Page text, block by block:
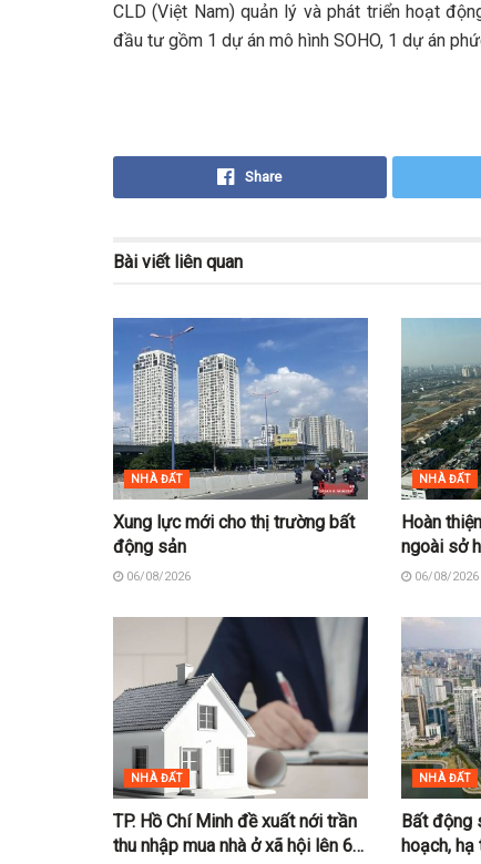
CLD (Việt Nam) quản lý và phát triển hoạt
đầu tư gồm 1 dự án mô hình SOHO, 1 dự án
Share
Bài viếtliên quan
NHÀ ĐẤT
Xung lực mới cho thị trường bất
động sản
06/08/2026
NHÀ ĐẤT
Hoàn
ngoài sở
06/08/2026
NHÀ ĐẤT
TP. Hồ Chí Minh đề xuất nới trần
thu nhập mua nhà ở xã hội lên 60
NHÀ ĐẤT
Bất động
hoạch,